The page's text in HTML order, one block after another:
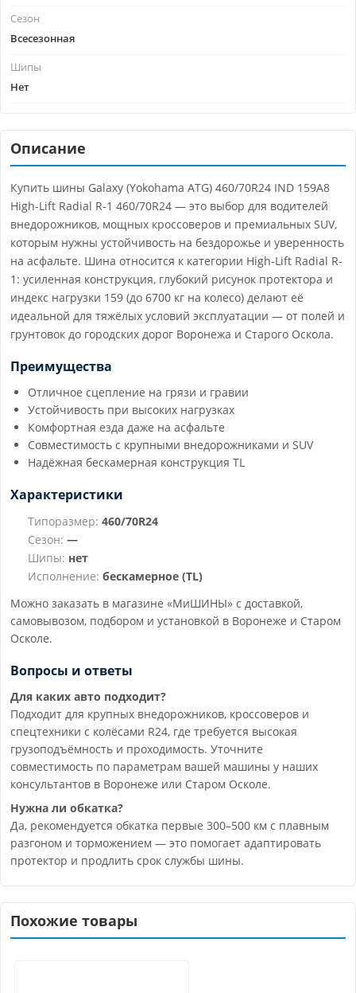
Сезон
Всесезонная
Шипы
Нет
Описание
Купить шины Galaxy (Yokohama ATG) 460/70R24 IND 159A8
High-Lift Radial R-1 460/70R24 — это выбор для водителей
внедорожников, мощных кроссоверов и премиальных SUV,
которым нужны устойчивость на бездорожье и уверенность
на асфальте. Шина относится к категории High-Lift Radial R-
1: усиленная конструкция, глубокий рисунок протектора и
индекс нагрузки 159 (до 6700 кг на колесо) делают её
идеальной для тяжёлых условий эксплуатации — от полей и
грунтовок до городских дорог Воронежа и Старого Оскола.
Преимущества
Отличное сцепление на грязи и гравии
Устойчивость при высоких нагрузках
Комфортная езда даже на асфальте
Совместимость с крупными внедорожниками и SUV
Надёжная бескамерная конструкция TL
Характеристики
Типоразмер: 460/70R24
Сезон: —
Шипы: нет
Исполнение: бескамерное (TL)
Можно заказать в магазине «МиШИНЫ» с доставкой,
самовывозом, подбором и установкой в Воронеже и Старом
Осколе.
Вопросы и ответы
Для каких авто подходит?
Подходит для крупных внедорожников, кроссоверов и
спецтехники с колёсами R24, где требуется высокая
грузоподъёмность и проходимость. Уточните
совместимость по параметрам вашей машины у наших
консультантов в Воронеже или Старом Осколе.
Нужна ли обкатка?
Да, рекомендуется обкатка первые 300–500 км с плавным
разгоном и торможением — это помогает адаптировать
протектор и продлить срок службы шины.
Похожие товары